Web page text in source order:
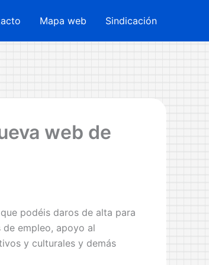
Mapa web Sindicación
web de
podéis daros de alta para
empleo, apoyo al
y culturales y demás